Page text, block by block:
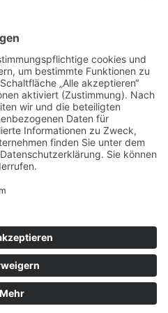
Gemeinde Cornberg